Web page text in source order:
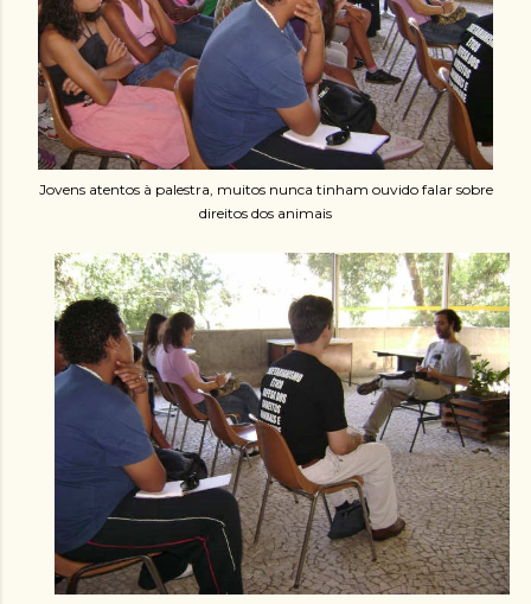
Jovens atentos à palestra, muitos nunca tinham ouvido falar sobre
direitos dos animais